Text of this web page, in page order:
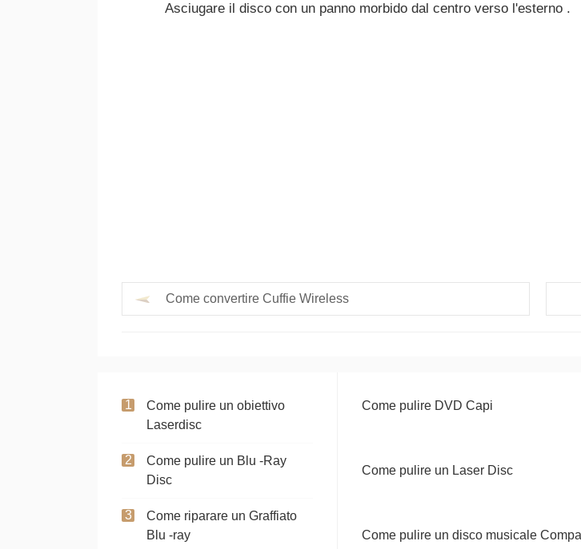
Asciugare il disco con un panno morbido dal centro verso l'esterno .
Come convertire Cuffie Wireless
Come pulire un obiettivo
Laserdisc
Come pulire un Blu -Ray
Disc
Come riparare un Graffiato
Blu -ray
Come pulire DVD Capi
Come pulire un Laser Disc
Come pulire un disco musicale